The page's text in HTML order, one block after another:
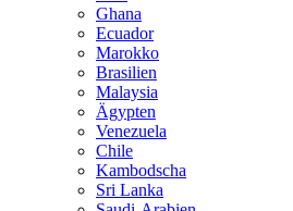
Ghana
Ecuador
Marokko
Brasilien
Malaysia
Ägypten
Venezuela
Chile
Kambodscha
Sri Lanka